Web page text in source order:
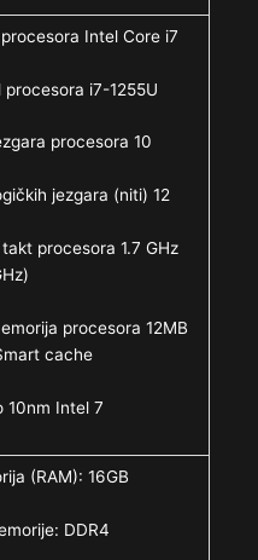
Intel Core i7
procesora i7-1255U
procesora 10
jezgara (niti) 12
takt procesora 1.7 GHz
procesora 12MB
cache
10nm Intel 7
(RAM): 16GB
DDR4